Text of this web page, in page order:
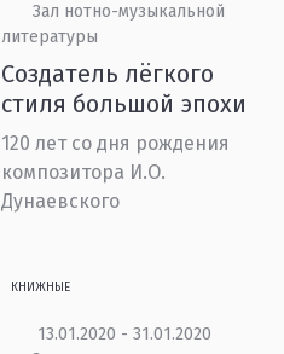
Зал нотно-музыкальной
литературы
Создатель лёгкого
стиля большой эпохи
120 лет со дня рождения
композитора И.О.
Дунаевского
КНИЖНЫЕ
13.01.2020 - 31.01.2020